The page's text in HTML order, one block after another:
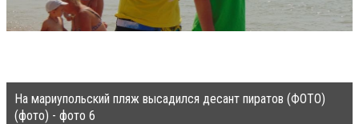
На мариупольский пляж высадился десант пиратов (ФОТО)
(фото) - фото 6